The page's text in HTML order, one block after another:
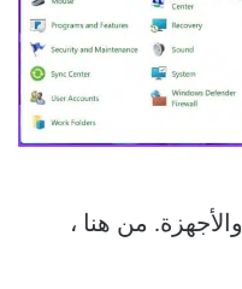
والأجهزة. من هنا ،